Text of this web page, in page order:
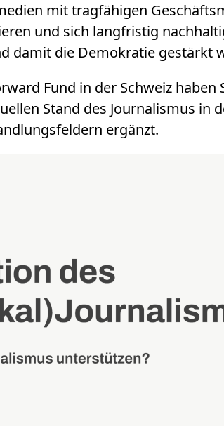
mit tragfähigen
und sich langfristig
damit die Demokratie gestärkt
Fund in der Schweiz haben
Stand des Journalismus in
ergänzt.